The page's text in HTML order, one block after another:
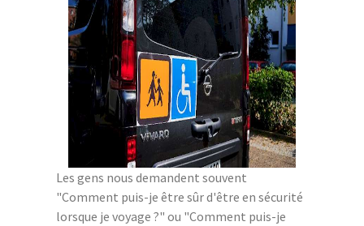
Les gens nous demandent souvent
"Comment puis-je être sûr d'être en sécurité
lorsque je voyage ?" ou "Comment puis-je